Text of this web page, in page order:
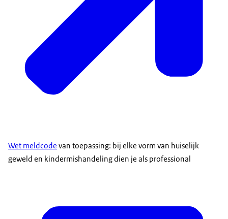
Wet meldcode van toepassing: bij elke vorm van huiselijk
geweld en kindermishandeling dien je als professional